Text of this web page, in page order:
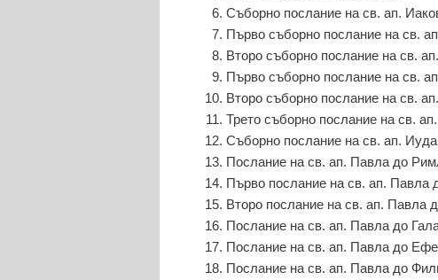
Съборно послание на св. ап.
Първо съборно послание на св.
Второ съборно послание на св.
Първо съборно послание на св.
Второ съборно послание на св.
Трето съборно послание на св.
Съборно послание на св. ап. Иуда
Послание на св. ап. Павла до
Първо послание на св. ап. Павла
Второ послание на св. ап. Павла
Послание на св. ап. Павла до
Послание на св. ап. Павла до
Послание на св. ап. Павла до